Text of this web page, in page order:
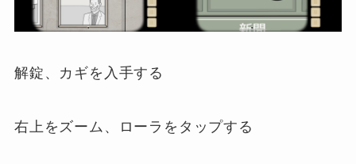
解錠、カギを入手する
右上をズーム、ローラをタップする